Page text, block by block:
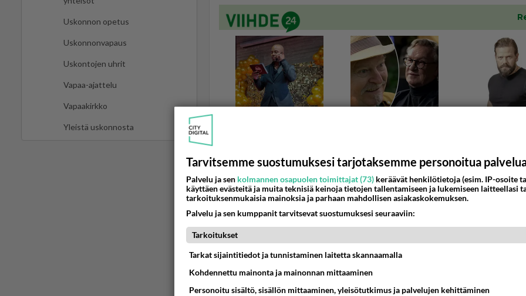
Uskonnon opetus
Uskonnonvapaus
Uskontojen uhrit
Vapaa-ajattelu
Vapaakirkko
Yleistä uskonnosta
ARVOT JA ETIIKKA
Eutanasia - miksi eläimelle sallitaan armokuolema, mutta
ihmiselle ei?
Olen pitkään ihmetellyt yhtä asiaa Suomessa. Kun koira kärsii
parantumattomasta sairaudesta ja kovista kivuista, eläinlä...
11.03.2026 06:31
Tarvitsemme suostumuksesi tarjotaksemme personoitua
Palvelu ja sen kolmannen osapuolen toimittajat (73) keräävät henkilötietoja (esim. IP-osoite
käyttäen evästeitä ja muita teknisiä keinoja tietojen tallentamiseen ja lukemiseen laitteellasi
tarkoituksenmukaisia mainoksia ja parhaan mahdollisen asiakaskokemuksen.
Palvelu ja sen kumppanit tarvitsevat suostumuksesi seuraaviin:
Tarkoitukset
Tarkat sijaintitiedot ja tunnistaminen laitetta skannaamalla
Kohdennettu mainonta ja mainonnan mittaaminen
Personoitu sisältö, sisällön mittaaminen, yleisötutkimus ja palvelujen kehittäminen